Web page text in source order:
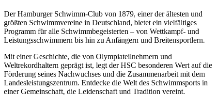
Der Hamburger Schwimm-Club von 1879, einer der ältesten und
größten Schwimmvereine in Deutschland, bietet ein vielfältiges
Programm für alle Schwimmbegeisterten – von Wettkampf- und
Leistungsschwimmern bis hin zu Anfängern und Breitensportlern.
Mit einer Geschichte, die von Olympiateilnehmern und
Weltrekordhaltern geprägt ist, legt der HSC besonderen Wert auf die
Förderung seines Nachwuchses und die Zusammenarbeit mit dem
Landesleistungszentrum. Entdecke die Welt des Schwimmsports in
einer Gemeinschaft, die Leidenschaft und Tradition vereint.